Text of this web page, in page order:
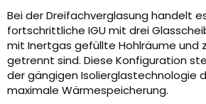
Bei der Dreifachverglasung handelt
fortschrittliche IGU mit drei
mit Inertgas gefüllte Hohlräume und
getrennt sind. Diese Konfiguration
der gängigen Isolierglastechnologie
maximale Wärmespeicherung.